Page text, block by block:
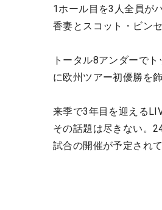
1ホール目を3人全員が
香妻とスコット・ビン
トータル8アンダーで
に欧州ツアー初優勝を
来季で3年目を迎える
その話題は尽きない。
試合の開催が予定されて